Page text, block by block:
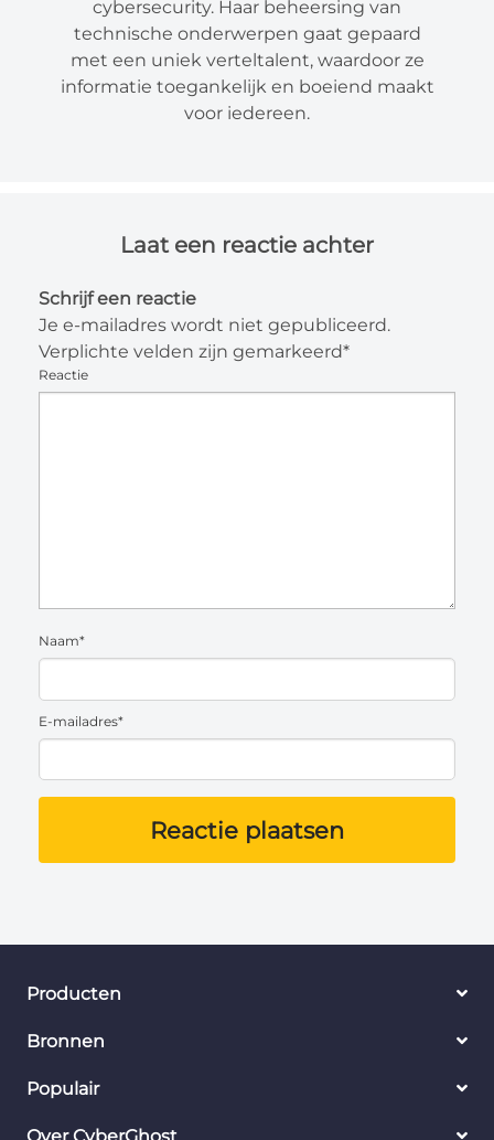
cybersecurity. Haar beheersing van
technische onderwerpen gaat gepaard
met een uniek verteltalent, waardoor ze
informatie toegankelijk en boeiend maakt
voor iedereen.
Laat een reactie achter
Schrijf een reactie
Je e-mailadres wordt niet gepubliceerd.
Verplichte velden zijn gemarkeerd*
Reactie
Naam*
E-mailadres*
Reactie plaatsen
Producten
Bronnen
Populair